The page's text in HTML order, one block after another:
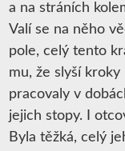
a na stráních
Valí se na něho
pole, celý tento
mu, že slyší
pracovaly v
jejich stopy. I
Byla těžká, celý